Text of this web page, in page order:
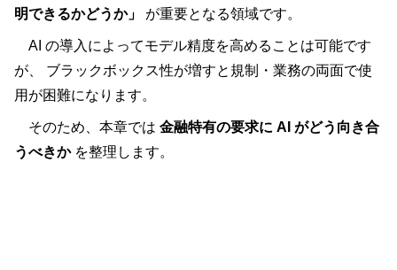
明できるかどうか」
が重要となる領域です。
AI の導入によってモデル精度を高めることは可能です
が、 ブラックボックス性が増すと規制・業務の両面で使
用が困難になります。
そのため、本章では 金融特有の要求に AI がどう向き合
うべきかを整理します。